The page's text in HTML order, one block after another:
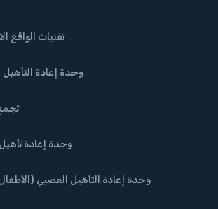
تقنيات الواقع
وحدة إعادة التأهيل
وحدة إعادة
وحدة إعادة التأهيل العصبي